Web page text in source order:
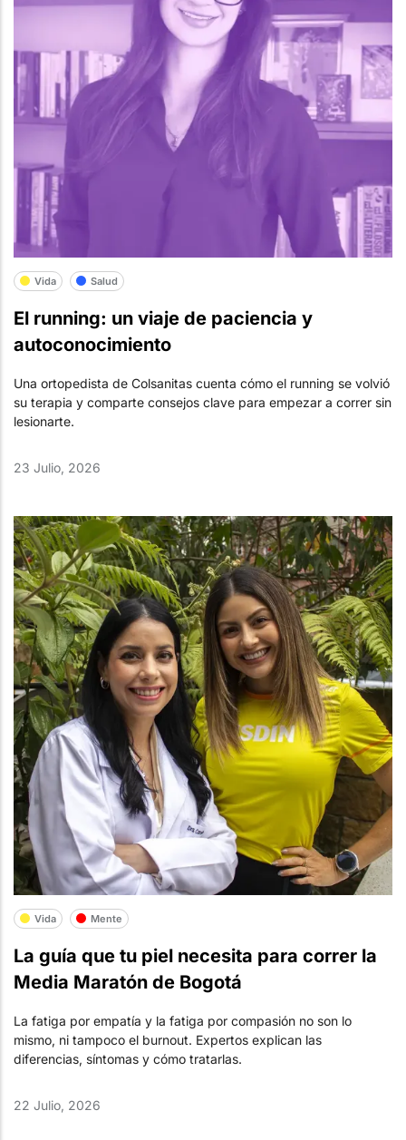
Vida Salud
El running: un viaje de paciencia y
autoconocimiento
Una ortopedista de Colsanitas cuenta cómo el running se volvió
su terapia y comparte consejos clave para empezar a correr sin
lesionarte.
23 Julio, 2026
Vida Mente
La guía que tu piel necesita para correr la
Media Maratón de Bogotá
La fatiga por empatía y la fatiga por compasión no son lo
mismo, ni tampoco el burnout. Expertos explican las
diferencias, síntomas y cómo tratarlas.
22 Julio, 2026